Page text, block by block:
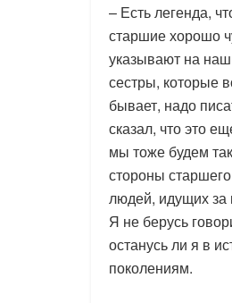
– Есть легенда,
старшие хорошо
указывают на
сестры, которые
бывает, надо
сказал, что это
мы тоже будем
стороны
людей, идущих за
Я не берусь
останусь ли я в
поколениям.